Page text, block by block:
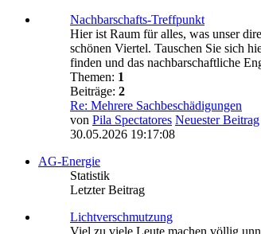
Nachbarschafts-Treffpunkt
Hier ist Raum für alles, was unser
schönen Viertel. Tauschen Sie sich
finden und das nachbarschaftliche
Themen: 1
Beiträge: 2
Re: Mehrere Sachbeschädigungen
von Pila Spectatores Neuester Beitrag
30.05.2026 19:17:08
AG-Energie
Statistik
Letzter Beitrag
Lichtverschmutzung
Viel zu viele Leute machen völlig